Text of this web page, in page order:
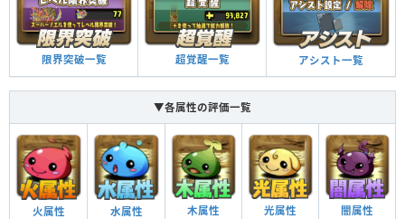
限界突破一覧 超覚醒一覧 アシスト一覧
▼各属性の評価一覧
火属性 水属性 木属性 光属性 闇属性